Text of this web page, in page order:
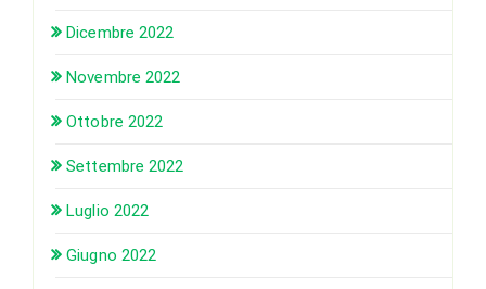
Dicembre 2022
Novembre 2022
Ottobre 2022
Settembre 2022
Luglio 2022
Giugno 2022